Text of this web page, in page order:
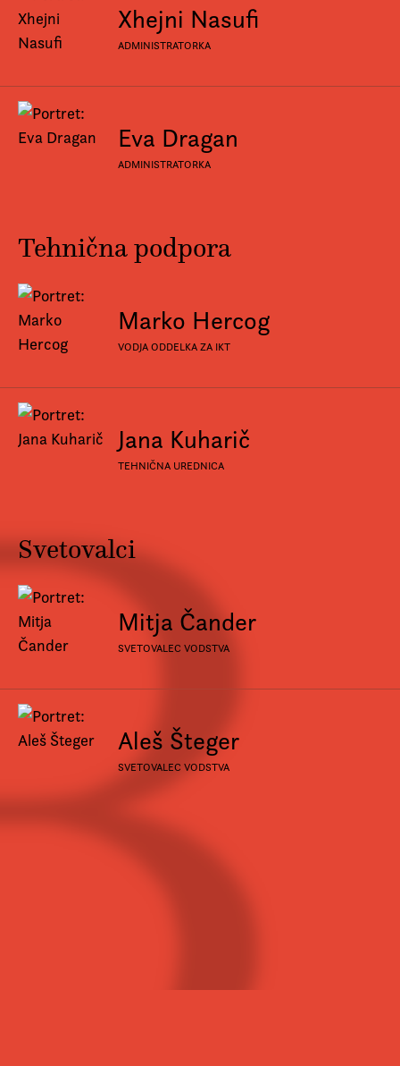
Xhejni Nasufi
ADMINISTRATORKA
Eva Dragan
ADMINISTRATORKA
Tehnična podpora
Marko Hercog
VODJA ODDELKA ZA IKT
Jana Kuharič
TEHNIČNA UREDNICA
Svetovalci
Mitja Čander
SVETOVALEC VODSTVA
Aleš Šteger
SVETOVALEC VODSTVA